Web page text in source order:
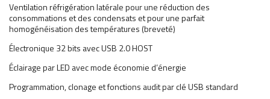
Ventilation réfrigération latérale pour une réduction des
consommations et des condensats et pour une parfait
homogénéisation des températures (breveté)
Électronique 32 bits avec USB 2.0 HOST
Éclairage par LED avec mode économie d’énergie
Programmation, clonage et fonctions audit par clé USB standard